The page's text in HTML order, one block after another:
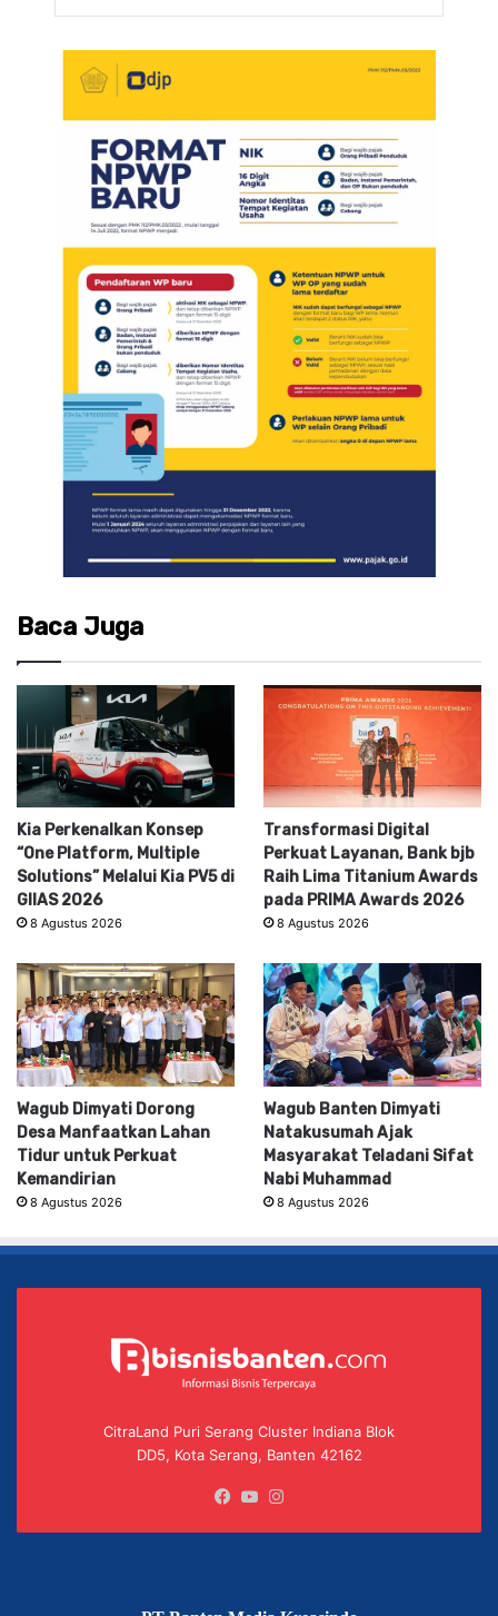
Baca Juga
Kia Perkenalkan Konsep
“One Platform, Multiple
Solutions” Melalui Kia PV5 di
GIIAS 2026
8 Agustus 2026
Transformasi Digital
Perkuat Layanan, Bank bjb
Raih Lima Titanium Awards
pada PRIMA Awards 2026
8 Agustus 2026
Wagub Dimyati Dorong
Desa Manfaatkan Lahan
Tidur untuk Perkuat
Kemandirian
8 Agustus 2026
Wagub Banten Dimyati
Natakusumah Ajak
Masyarakat Teladani Sifat
Nabi Muhammad
8 Agustus 2026
CitraLand Puri Serang Cluster Indiana Blok
DD5, Kota Serang, Banten 42162
Facebook
YouTube